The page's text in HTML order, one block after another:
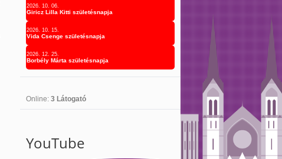
2026. 10. 06.
Giricz Lilla Kitti születésnapja
2026. 10. 15.
Vida Csenge születésnapja
2026. 12. 25.
Borbély Márta születésnapja
Online: 3 Látogató
YouTube